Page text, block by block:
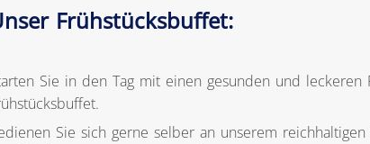
Frühstücksbuffet:
Sie in den Tag mit einen gesunden und leckeren
Sie sich gerne selber an unserem